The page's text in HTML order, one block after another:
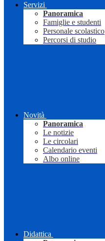
Servizi
Panoramica
Famiglie e studenti
Personale scolastico
Percorsi di studio
Novità
Panoramica
Le notizie
Le circolari
Calendario eventi
Albo online
Didattica